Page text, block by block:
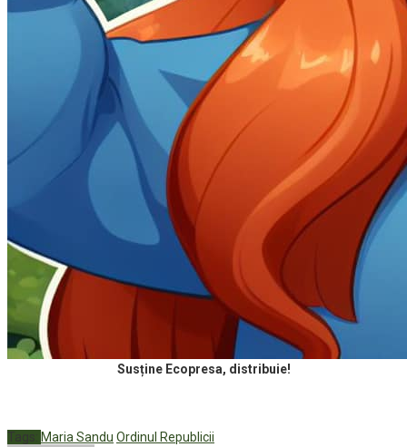
Susține Ecopresa, distribuie!
Tags: Maria Sandu Ordinul Republicii